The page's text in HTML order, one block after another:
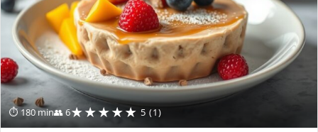
⏱ 180 min👥 6★★★★★ 5 (1)